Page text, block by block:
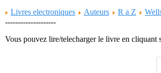
Livres electroniques
Auteurs R a Z
--------------------
Vous pouvez lire/telecharger le livre en cliquant